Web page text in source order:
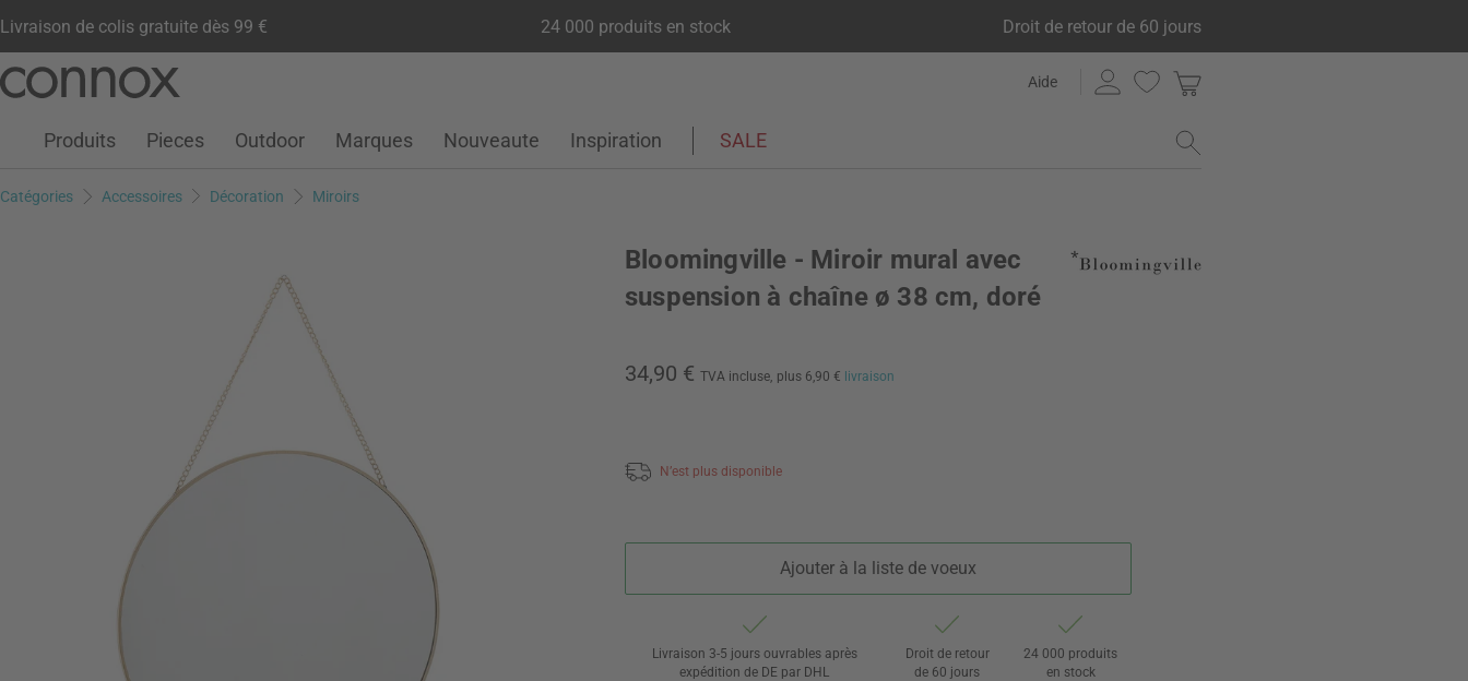
Livraison de colis gratuite dès 99 € 24 000 produits en stock Droit de retour de 60 jours
contenu
Aide
Compte clientListe de souhaits
Warenkorb
Produits Pieces Outdoor Marques Nouveaute Inspiration SALE
Catégories Accessoires Décoration Miroirs
Bloomingville - Miroir mural avec
suspension à chaîne ø 38 cm, doré
34,90 € TVA incluse, plus 6,90 € livraison
N’est plus disponible
Ajouter à la liste de voeux
Livraison 3-5 jours ouvrables après
expédition de DE par DHL
Droit de retour
de 60 jours
24 000 produits
en stock